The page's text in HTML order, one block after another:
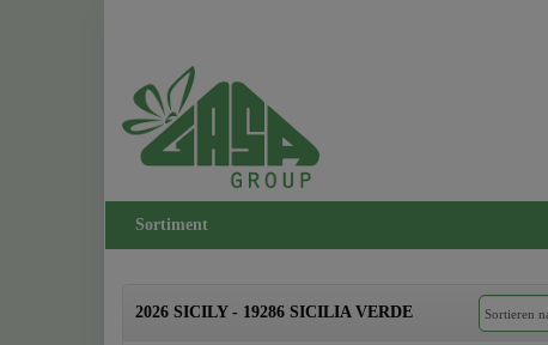
Sortiment
2026 SICILY - 19286 SICILIA VERDE